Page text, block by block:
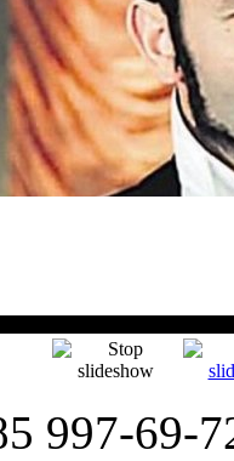
997-69-